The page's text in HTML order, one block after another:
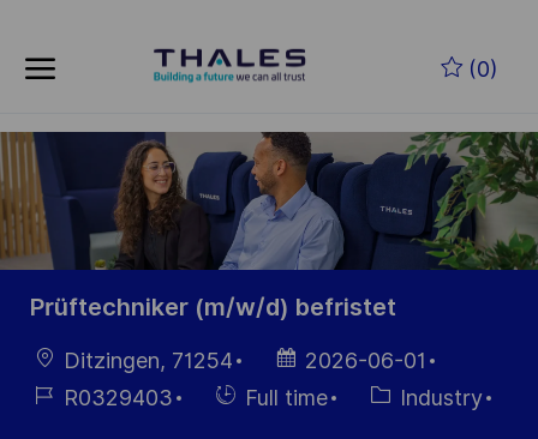
(0)
-
Prüftechniker (m/w/d) befristet
LocationDitzingen, 71254
Posted
Date
2026-06-01
Job R0329403
HiringFull time Category
Industry